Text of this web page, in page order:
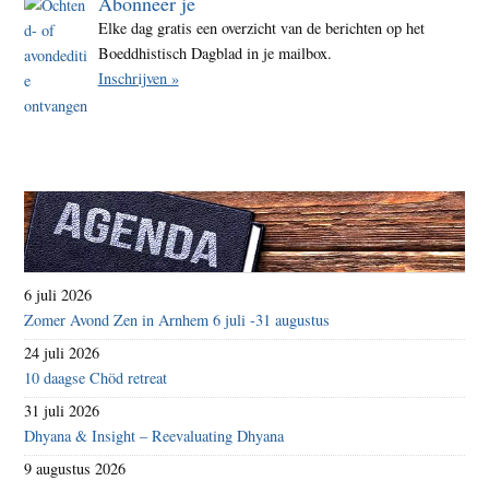
Elke dag gratis een overzicht van de berichten op het
Boeddhistisch Dagblad in je mailbox.
Inschrijven »
6 juli 2026
Zomer Avond Zen in Arnhem 6 juli -31 augustus
24 juli 2026
10 daagse Chöd retreat
31 juli 2026
Dhyana & Insight – Reevaluating Dhyana
9 augustus 2026